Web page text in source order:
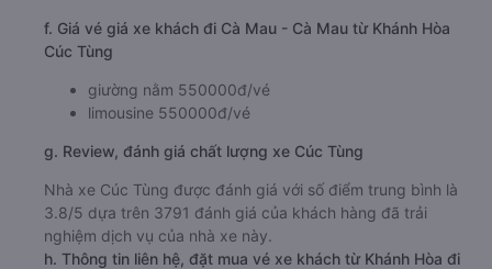
f. Giá vé giá xe khách đi Cà Mau - Cà Mau từ Khánh Hòa
Cúc Tùng
giường nằm 550000đ/vé
limousine 550000đ/vé
g. Review, đánh giá chất lượng xe Cúc Tùng
Nhà xe Cúc Tùng được đánh giá với số điểm trung bình là
3.8/5 dựa trên 3791 đánh giá của khách hàng đã trải
nghiệm dịch vụ của nhà xe này.
h. Thông tin liên hệ, đặt mua vé xe khách từ Khánh Hòa đi